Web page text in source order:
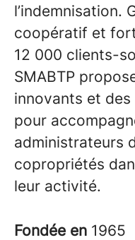
l’indemnisation.
coopératif et
12 000 clients-
SMABTP
innovants et
pour
administrateurs
copropriétés
leur activité.
Fondée en 1965